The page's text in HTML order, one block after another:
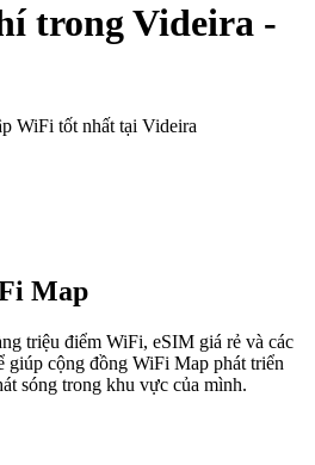
trongVideira -
WiFi tốt nhất tại Videira
Map
triệu điểm WiFi, eSIM giá rẻ và các
giúp cộng đồng WiFi Map phát triển
sóng trong khu vực của mình.